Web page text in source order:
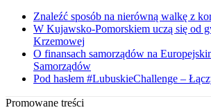
Znaleźć sposób na nierówną walkę z
W Kujawsko-Pomorskiem uczą się od
Krzemowej
O finansach samorządów na
Samorządów
Pod hasłem #LubuskieChallenge –
Promowane treści